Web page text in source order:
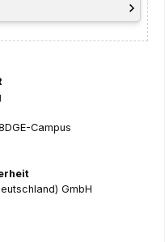
Campus
GmbH